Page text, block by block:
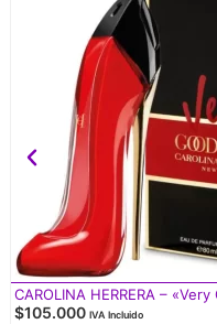
CAROLINA HERRERA –
$105.000 IVA Incluido